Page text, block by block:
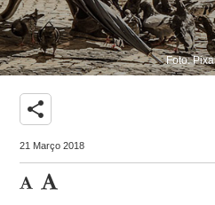
Foto:
share
21 Março 2018